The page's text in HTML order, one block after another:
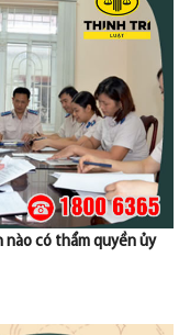
nào có thẩm quyền ủy